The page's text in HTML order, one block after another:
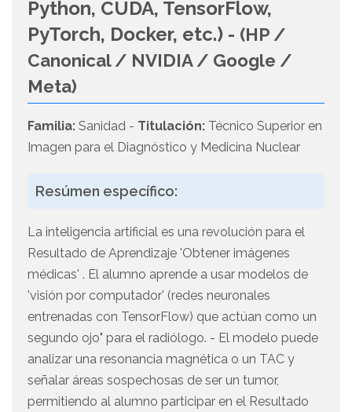
Python, CUDA, TensorFlow,
PyTorch, Docker, etc.) - (HP /
Canonical / NVIDIA / Google /
Meta)
Familia: Sanidad - Titulación: Técnico Superior en
Imagen para el Diagnóstico y Medicina Nuclear
Resúmen específico:
La inteligencia artificial es una revolución para el
Resultado de Aprendizaje 'Obtener imágenes
médicas' . El alumno aprende a usar modelos de
'visión por computador' (redes neuronales
entrenadas con TensorFlow) que actúan como un
segundo ojo" para el radiólogo. - El modelo puede
analizar una resonancia magnética o un TAC y
señalar áreas sospechosas de ser un tumor,
permitiendo al alumno participar en el Resultado